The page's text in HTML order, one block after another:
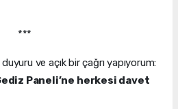
***
ve açık bir çağrı yapıyorum:
Paneli’ne herkesi davet